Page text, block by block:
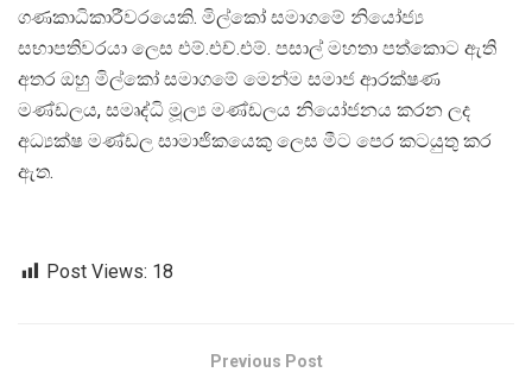
ගණකාධිකාරීවරයෙකි. මිල්කෝ සමාගමේ නියෝජ්‍ය
සභාපතිවරයා ලෙස එම්.එච්.එම්. පසාල් මහතා පත්කොට ඇති
අතර ඔහු මිල්කෝ සමාගමේ මෙන්ම සමාජ ආරක්ෂණ
මණ්ඩලය, සමෘද්ධි මූල්‍ය මණ්ඩලය නියෝජනය කරන ලද
අධ්‍යක්ෂ මණ්ඩල සාමාජිකයෙකු ලෙස මීට පෙර කටයුතු කර
ඇත.
Post Views: 18
Previous Post